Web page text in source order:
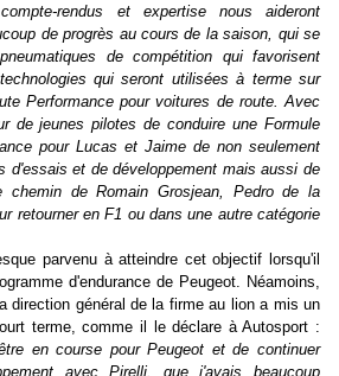
rendus et expertise nous aideront
de progrès au cours de la saison, qui se
de compétition qui favorisent
qui seront utilisées à terme sur
Performance pour voitures de route. Avec
de jeunes pilotes de conduire une Formule
pour Lucas et Jaime de non seulement
d'essais et de développement mais aussi de
chemin de Romain Grosjean, Pedro de la
retourner en F1 ou dans une autre catégorie
parvenu à atteindre cet objectif lorsqu'il
d'endurance de Peugeot. Néamoins,
direction général de la firme au lion a mis un
terme, comme il le déclare à Autosport :
en course pour Peugeot et de continuer
avec Pirelli, que j'avais beaucoup